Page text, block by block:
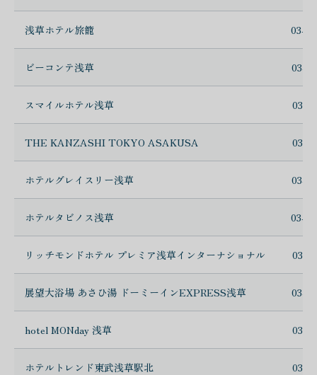
浅草ホテル旅籠 03-
ビーコンテ浅草 03-
スマイルホテル浅草 03-
THE KANZASHI TOKYO ASAKUSA 03-
ホテルグレイスリー浅草 03-
ホテルタビノス浅草 03-
リッチモンドホテル プレミア浅草インターナショナル 03-
展望大浴場 あさひ湯 ドーミーインEXPRESS浅草 03-
hotel MONday 浅草 03-
ホテルトレンド東武浅草駅北 03-